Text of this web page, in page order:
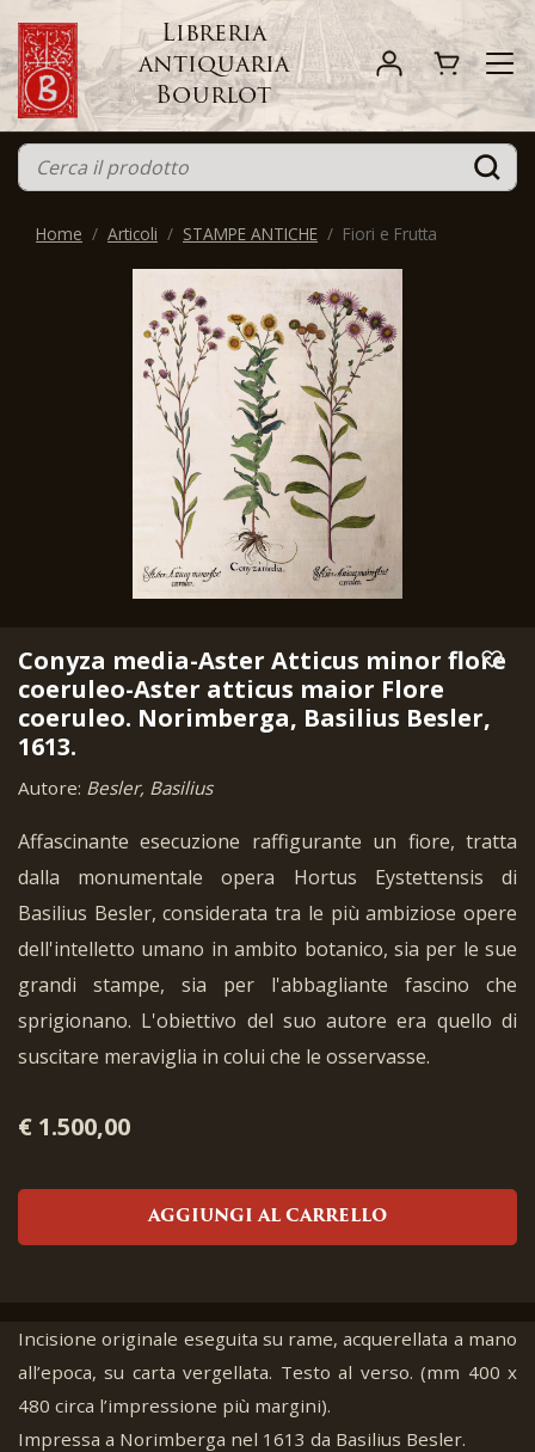
Libreria
antiquaria
Bourlot
Home Articoli STAMPE ANTICHE Fiori e Frutta
Conyza media-Aster Atticus minor flore
coeruleo-Aster atticus maior Flore
coeruleo. Norimberga, Basilius Besler,
1613.
Autore: Besler, Basilius
Affascinante esecuzione raffigurante un fiore, tratta
dalla monumentale opera Hortus Eystettensis di
Basilius Besler, considerata tra le più ambiziose opere
dell'intelletto umano in ambito botanico, sia per le sue
grandi stampe, sia per l'abbagliante fascino che
sprigionano. L'obiettivo del suo autore era quello di
suscitare meraviglia in colui che le osservasse.
€ 1.500,00
AGGIUNGI AL CARRELLO
Incisione originale eseguita su rame, acquerellata a mano
all’epoca, su carta vergellata. Testo al verso. (mm 400 x
480 circa l’impressione più margini).
Impressa a Norimberga nel 1613 da Basilius Besler.